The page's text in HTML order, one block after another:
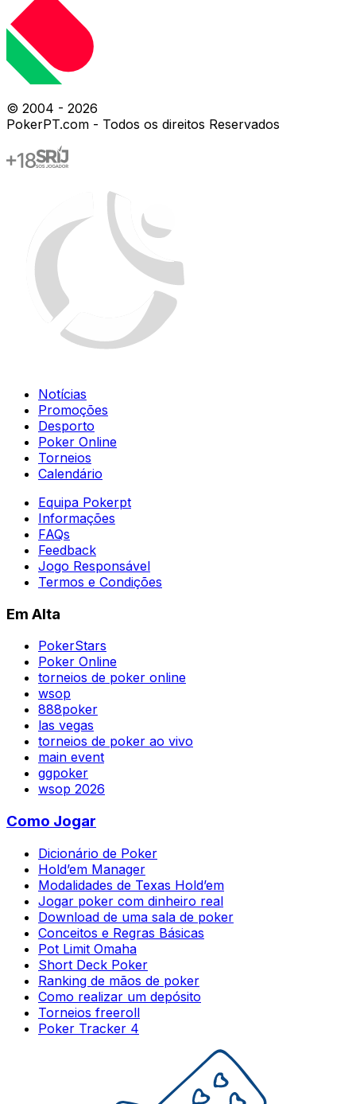
© 2004 - 2026
PokerPT.com - Todos os direitos Reservados
Notícias
Promoções
Desporto
Poker Online
Torneios
Calendário
Equipa Pokerpt
Informações
FAQs
Feedback
Jogo Responsável
Termos e Condições
Em Alta
PokerStars
Poker Online
torneios de poker online
wsop
888poker
las vegas
torneios de poker ao vivo
main event
ggpoker
wsop 2026
Como Jogar
Dicionário de Poker
Hold’em Manager
Modalidades de Texas Hold’em
Jogar poker com dinheiro real
Download de uma sala de poker
Conceitos e Regras Básicas
Pot Limit Omaha
Short Deck Poker
Ranking de mãos de poker
Como realizar um depósito
Torneios freeroll
Poker Tracker 4